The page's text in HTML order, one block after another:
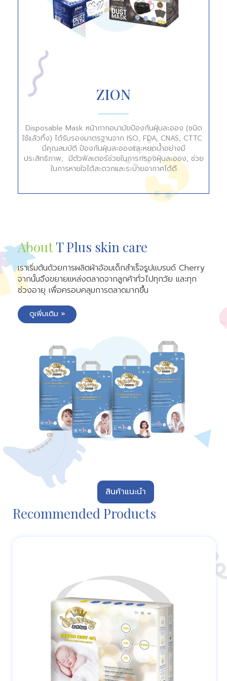
ZION
Disposable Mask หน้ากากอนามัยป้องกันฝุ่นละออง (ชนิด
ใช้แล้วทิ้ง) ได้รับรองมาตรฐานจาก ISO, FDA, CNAS, CTTC
มีคุณสมบัติ ป้องกันฝุ่นละอองและหยดน้ำอย่างมี
ประสิทธิภาพ,  มีตัวฟิลเตอร์ช่วยในการกรองฝุ่นละออง, ช่วย
ในการหายใจได้สะดวกและระบายอากาศได้ดี
AboutT Plus skin care
เราเริ่มต้นด้วยการผลิตผ้าอ้อมเด็กสําเร็จรูปแบรนด์ Cherry
จากนั้นจึงขยายแหล่งตลาดจากลูกค้าทั่วไปทุกวัย และทุก
ช่วงอายุ เพื่อครอบคลุมการตลาดมากขึ้น
ดูเพิ่มเติม »
สินค้าแนะนำ
Recommended Products